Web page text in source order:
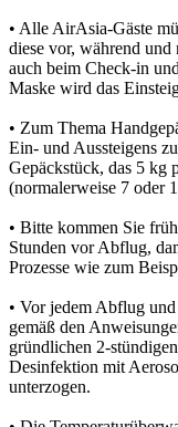
• Alle AirAsia-Gäste
diese vor, während und
auch beim Check-in
Maske wird das
• Zum Thema
Ein- und Aussteigens
Gepäckstück, das 5 kg
(normalerweise 7 oder
• Bitte kommen Sie
Stunden vor Abflug,
Prozesse wie zum
• Vor jedem Abflug
gemäß den
gründlichen 2-
Desinfektion mit
unterzogen.